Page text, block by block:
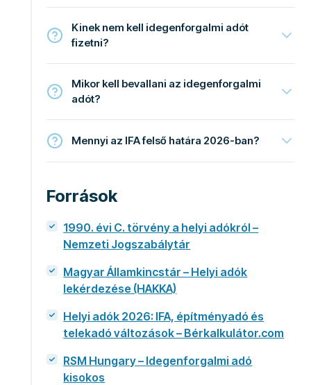
Kinek nem kell idegenforgalmi adót
fizetni?
Mikor kell bevallani az idegenforgalmi
adót?
Mennyi az IFA felső határa 2026-ban?
Források
1990. évi C. törvény a helyi adókról –
Nemzeti Jogszabálytár
Magyar Államkincstár – Helyi adók
lekérdezése (HAKKA)
Helyi adók 2026: IFA, építményadó és
telekadó változások – Bérkalkulátor.com
RSM Hungary – Idegenforgalmi adó
kisokos